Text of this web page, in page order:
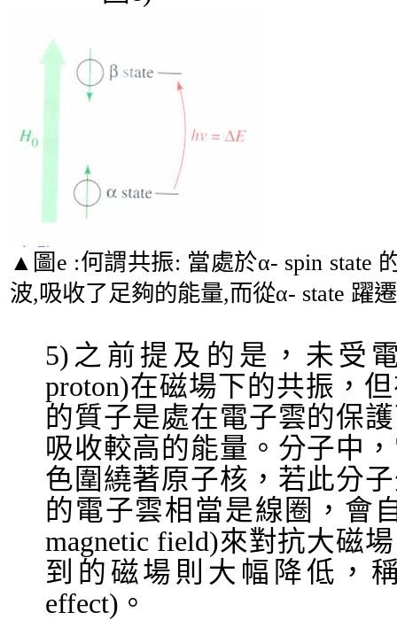
▲ 圖e :何謂共振: 當處於α- spin state
波,吸收了足夠的能量,而從α- state 躍
5) 之前提及的是，未受
proton)在磁場下的共振，
的質子是處在電子雲的保
吸收較高的能量。分子中
色圍繞著原子核，若此分
的電子雲相當是線圈，會
magnetic field)來對抗大磁
到的磁場則大幅降低，
effect) 。